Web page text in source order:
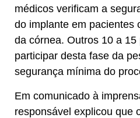
médicos verificam a
do implante em pacientes
da córnea. Outros 10 a 15
participar desta fase da
segurança mínima do
Em comunicado à
responsável explicou que